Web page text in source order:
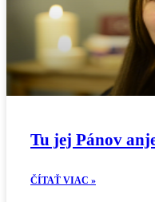
Tu jej Pánov
ČÍTAŤ VIAC »